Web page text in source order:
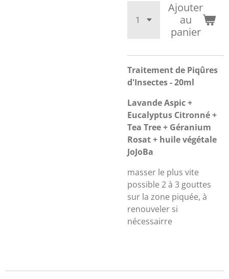
Ajouter
au
panier
Traitement de Piqûres
d'Insectes - 20ml
Lavande Aspic +
Eucalyptus Citronné +
Tea Tree + Géranium
Rosat + huile végétale
JoJoBa
masser le plus vite
possible 2 à 3 gouttes
sur la zone piquée, à
renouveler si
nécessairre